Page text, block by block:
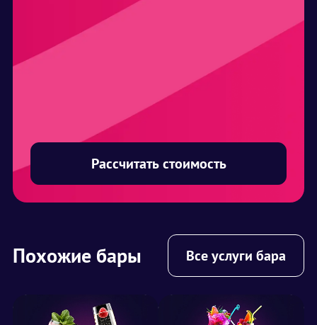
Рассчитать стоимость
Похожие бары Все услуги бара